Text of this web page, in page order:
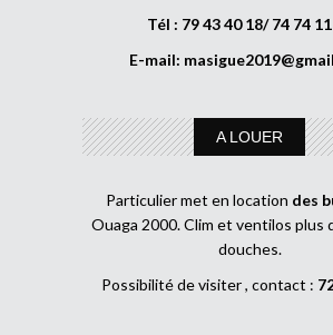
Tél : 79 43 40 18/ 74 74
E-mail:
A LOUER
Particulier met en location des
Ouaga 2000. Clim et ventilos plus
douches.
Possibilité de visiter , contact :